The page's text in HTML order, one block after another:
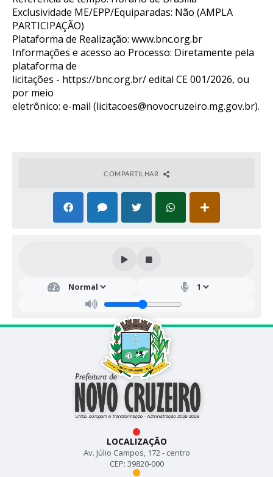
Exclusividade ME/EPP/Equiparadas: Não (AMPLA
PARTICIPAÇÃO)
Plataforma de Realização: www.bnc.org.br
Informações e acesso ao Processo: Diretamente pela
plataforma de
licitações - https://bnc.org.br/edital CE 001/2026, ou
por meio
eletrônico: e-mail (licitacoes@novocruzeiro.mg.gov.br).
COMPARTILHAR
LOCALIZAÇÃO
Av. Júlio Campos, 172 - centro
CEP: 39820-000